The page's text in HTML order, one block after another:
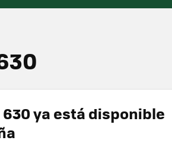
630 ya está disponible